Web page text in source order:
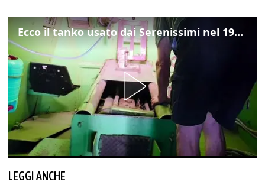
Ecco il tanko usato dai Serenissimi nel 1997 per il blitz a San Marco
LEGGI ANCHE